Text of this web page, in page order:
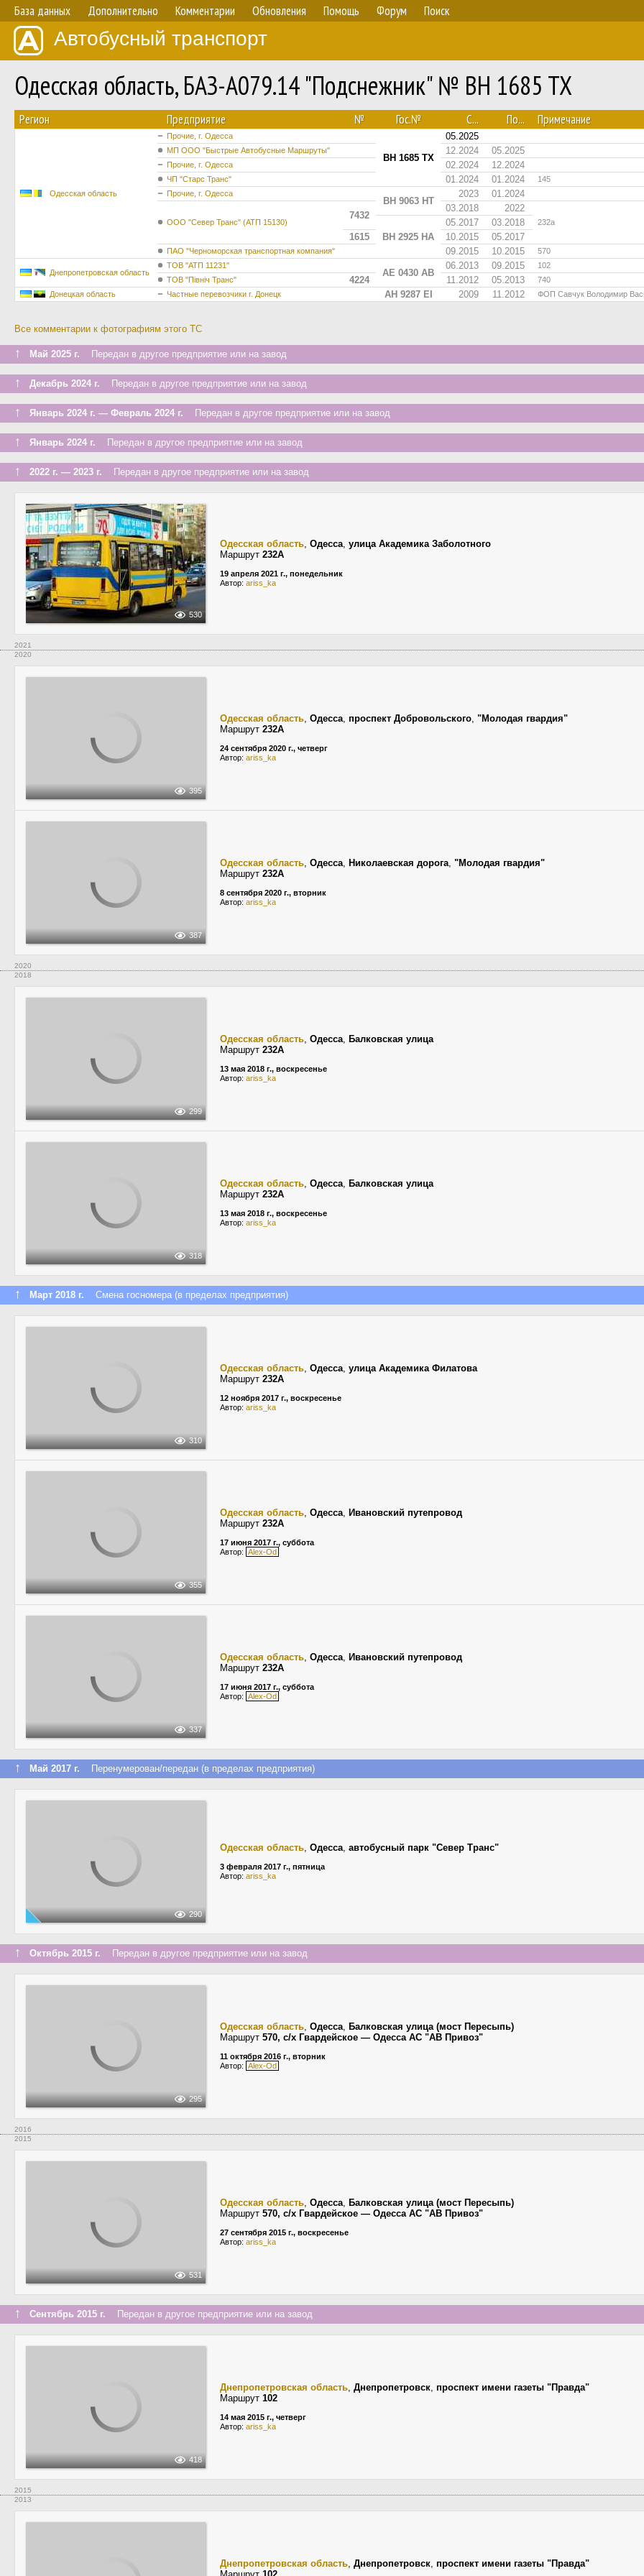
База данных Дополнительно Комментарии Обновления Помощь Форум Поиск
Автобусный транспорт
Одесская область, БАЗ-А079.14 "Подснежник" № BH 1685 TX
Регион Предприятие № Гос.№ С... По... Примечание
Одесская область
Прочие, г. Одесса
BH 1685 TX
05.2025
МП ООО "Быстрые Автобусные Маршруты" 12.2024 05.2025
Прочие, г. Одесса 02.2024 12.2024
ЧП "Старс Транс" 01.2024 01.2024
145
Прочие, г. Одесса
BH 9063 HT
2023 01.2024
ООО "Север Транс" (АТП 15130)
7432
03.2018 2022
232а
BH 2925 HA
05.2017
03.2018
1615
10.2015 05.2017
ПАО "Черноморская транспортная компания" 09.2015 10.2015 570
Днепропетровская область
ТОВ "АТП 11231"
AE 0430 AB
06.2013 09.2015
102
ТОВ "Північ Транс"
4224 11.2012 05.2013
740
Донецкая область
Частные перевозчики г. Донецк AH 9287 EI 2009 11.2012 ФОП Савчук Володимир
Все комментарии к фотографиям этого ТС
↑ Май 2025 г. Передан в другое предприятие или на завод
↑ Декабрь 2024 г. Передан в другое предприятие или на завод
↑ Январь 2024 г. — Февраль 2024 г. Передан в другое предприятие или на завод
↑ Январь 2024 г. Передан в другое предприятие или на завод
↑ 2022 г. — 2023 г. Передан в другое предприятие или на завод
530
Одесская область, Одесса, улица Академика Заболотного
Маршрут 232А
19 апреля 2021 г., понедельник
Автор: ariss_ka
2021
2020
395
Одесская область, Одесса, проспект Добровольского, "Молодая гвардия"
Маршрут 232А
24 сентября 2020 г., четверг
Автор: ariss_ka
387
Одесская область, Одесса, Николаевская дорога, "Молодая гвардия"
Маршрут 232А
8 сентября 2020 г., вторник
Автор: ariss_ka
2020
2018
299
Одесская область, Одесса, Балковская улица
Маршрут 232А
13 мая 2018 г., воскресенье
Автор: ariss_ka
318
Одесская область, Одесса, Балковская улица
Маршрут 232А
13 мая 2018 г., воскресенье
Автор: ariss_ka
↑ Март 2018 г. Смена госномера (в пределах предприятия)
310
Одесская область, Одесса, улица Академика Филатова
Маршрут 232А
12 ноября 2017 г., воскресенье
Автор: ariss_ka
355
Одесская область, Одесса, Ивановский путепровод
Маршрут 232А
17 июня 2017 г., суббота
Автор: Alex-Od
337
Одесская область, Одесса, Ивановский путепровод
Маршрут 232А
17 июня 2017 г., суббота
Автор: Alex-Od
↑ Май 2017 г. Перенумерован/передан (в пределах предприятия)
290
Одесская область, Одесса, автобусный парк "Север Транс"
3 февраля 2017 г., пятница
Автор: ariss_ka
↑ Октябрь 2015 г. Передан в другое предприятие или на завод
295
Одесская область, Одесса, Балковская улица (мост Пересыпь)
Маршрут 570, с/х Гвардейское — Одесса АС "АВ Привоз"
11 октября 2016 г., вторник
Автор: Alex-Od
2016
2015
531
Одесская область, Одесса, Балковская улица (мост Пересыпь)
Маршрут 570, с/х Гвардейское — Одесса АС "АВ Привоз"
27 сентября 2015 г., воскресенье
Автор: ariss_ka
↑ Сентябрь 2015 г. Передан в другое предприятие или на завод
418
Днепропетровская область, Днепропетровск, проспект имени газеты "Правда"
Маршрут 102
14 мая 2015 г., четверг
Автор: ariss_ka
2015
2013
Днепропетровская область, Днепропетровск, проспект имени газеты "Правда"